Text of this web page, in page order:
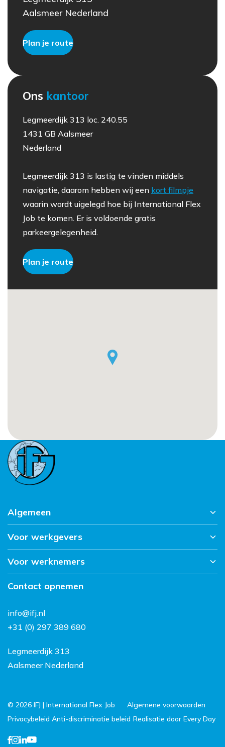
Aalsmeer Nederland
Plan je route
Ons kantoor
Legmeerdijk 313 loc. 240.55
1431 GB Aalsmeer
Nederland
Legmeerdijk 313 is lastig te vinden middels
navigatie, daarom hebben wij een kort filmpje
waarin wordt uigelegd hoe bij International Flex
Job te komen. Er is voldoende gratis
parkeergelegenheid.
Plan je route
Algemeen
Home
Nieuws
Contact
Voor werkgevers
Over ons
Werkwijze
Voor werknemers
Vacatures
Nederland
FAQ
Contact opnemen
info@ifj.nl
+31 (0) 297 389 680
Legmeerdijk 313
Aalsmeer Nederland
© 2026 IFJ | International Flex Job
Algemene voorwaarden
Privacybeleid Anti-discriminatie beleid Realisatie door Every Day